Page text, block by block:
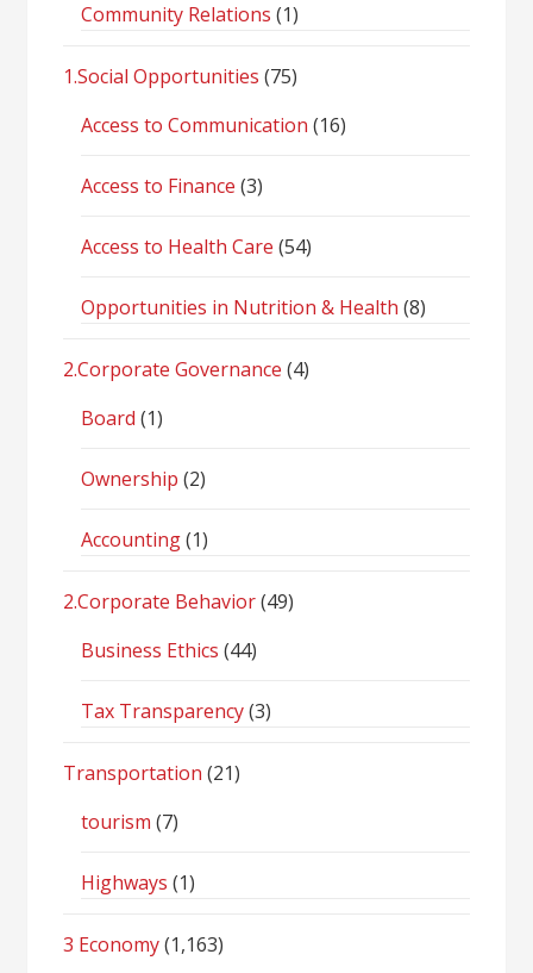
Community Relations (1)
1.Social Opportunities (75)
Access to Communication (16)
Access to Finance (3)
Access to Health Care (54)
Opportunities in Nutrition & Health (8)
2.Corporate Governance (4)
Board (1)
Ownership (2)
Accounting(1)
2.Corporate Behavior(49)
Business Ethics (44)
Tax Transparency(3)
Transportation (21)
tourism (7)
Highways (1)
3 Economy(1,163)